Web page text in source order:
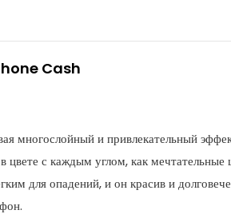
Cash
многослойный и привлекательный
с каждым углом, как мечтательные
для опадений, и он красив и